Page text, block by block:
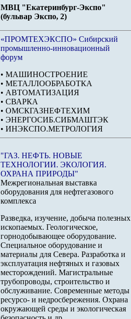
МВЦ "Екатеринбург-Экспо"
(бульвар Экспо, 2)
«ПРОМТЕХЭКСПО» Сибирский
промышленно-инновационный
форум
• МАШИНОСТРОЕНИЕ
• МЕТАЛЛООБРАБОТКА
• АВТОМАТИЗАЦИЯ
• СВАРКА
• ОМСКГАЗНЕФТЕХИМ
• ЭНЕРГОСИБ.СИБМАШТЭК
• ИНЭКСПО.МЕТРОЛОГИЯ
"ГАЗ. НЕФТЬ. НОВЫЕ
ТЕХНОЛОГИИ. ЭКОЛОГИЯ.
ОХРАНА ПРИРОДЫ"
Межрегиональная выставка
оборудования для нефтегазового
комплекса
Разведка, изучение, добыча полезных
ископаемых. Геологическое,
горнодобывающее оборудование.
Специальное оборудование и
материалы для Севера. Разработка и
эксплуатация нефтяных и газовых
месторождений. Магистральные
трубопроводы, строительство и
обслуживание. Современные методы
ресурсо- и недросбережения. Охрана
окружающей среды и экологическая